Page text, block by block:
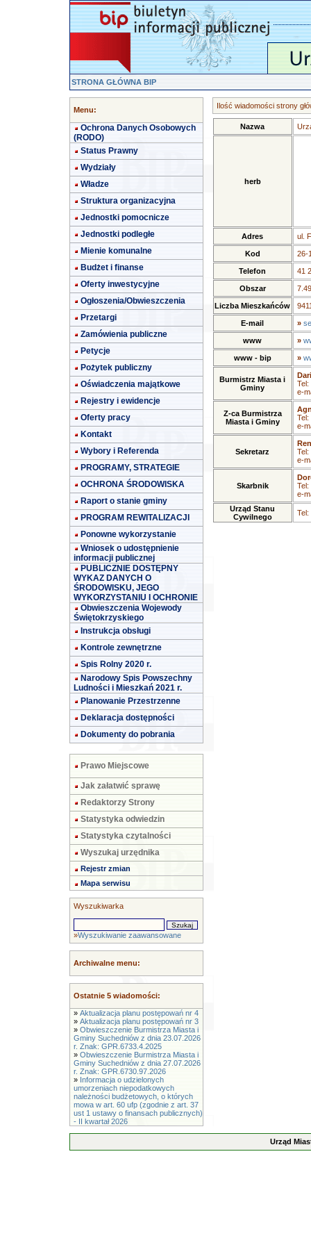
STRONA GŁÓWNA BIP
Menu:
Ochrona Danych Osobowych
(RODO)
Status Prawny
Wydziały
Władze
Struktura organizacyjna
Jednostki pomocnicze
Jednostki podległe
Mienie komunalne
Budżet i finanse
Oferty inwestycyjne
Ogłoszenia/Obwieszczenia
Przetargi
Zamówienia publiczne
Petycje
Pożytek publiczny
Oświadczenia majątkowe
Rejestry i ewidencje
Oferty pracy
Kontakt
Wybory i Referenda
PROGRAMY, STRATEGIE
OCHRONA ŚRODOWISKA
Raport o stanie gminy
PROGRAM REWITALIZACJI
Ponowne wykorzystanie
Wniosek o udostępnienie
informacji publicznej
PUBLICZNIE DOSTĘPNY
WYKAZ DANYCH O
ŚRODOWISKU, JEGO
WYKORZYSTANIU I OCHRONIE
Obwieszczenia Wojewody
Świętokrzyskiego
Instrukcja obsługi
Kontrole zewnętrzne
Spis Rolny 2020 r.
Narodowy Spis Powszechny
Ludności i Mieszkań 2021 r.
Planowanie Przestrzenne
Deklaracja dostępności
Dokumenty do pobrania
Prawo Miejscowe
Jak załatwić sprawę
Redaktorzy Strony
Statystyka odwiedzin
Statystyka czytalności
Wyszukaj urzędnika
Rejestr zmian
Mapa serwisu
Wyszukiwarka
»Wyszukiwanie zaawansowane
Archiwalne menu:
Ostatnie 5 wiadomości:
» Aktualizacja planu postępowań nr 4
» Aktualizacja planu postępowań nr 3
» Obwieszczenie Burmistrza Miasta i
Gminy Suchedniów z dnia 23.07.2026
r. Znak: GPR.6733.4.2025
» Obwieszczenie Burmistrza Miasta i
Gminy Suchedniów z dnia 27.07.2026
r. Znak: GPR.6730.97.2026
» Informacja o udzielonych
umorzeniach niepodatkowych
należności budżetowych, o których
mowa w art. 60 ufp (zgodnie z art. 37
ust 1 ustawy o finansach publicznych)
- II kwartał 2026
Ilość wiadomości strony
Nazwa
herb
Adres ul.
Kod 26-
Telefon 41
Obszar
Liczba Mieszkańców
E-mail »
www »
www - bip »
Burmistrz Miasta i
Gminy
Tel:
e-
Z-ca Burmistrza
Miasta i Gminy
Tel:
e-
Sekretarz
Tel:
e-
Skarbnik
Tel:
e-
Urząd Stanu
Cywilnego
Tel:
Urząd